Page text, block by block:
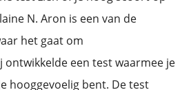
N. Aron is een van de
het gaat om
ontwikkelde een test waarmee je
hooggevoelig bent. De test